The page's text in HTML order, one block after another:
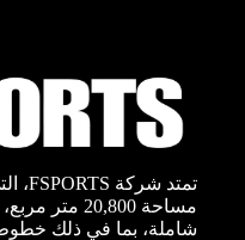
مساحة
شاملة، بما في ذلك